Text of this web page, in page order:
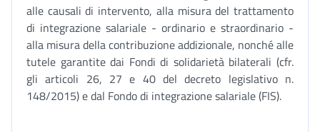
alle causali di intervento, alla misura del trattamento
di integrazione salariale - ordinario e straordinario -
alla misura della contribuzione addizionale, nonché alle
tutele garantite dai Fondi di solidarietà bilaterali (cfr.
gli articoli 26, 27 e 40 del decreto legislativo n.
148/2015) e dal Fondo di integrazione salariale (FIS).